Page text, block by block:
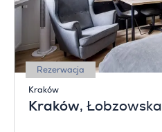
Rezerwacja
Kraków
Kraków, Łobzowska